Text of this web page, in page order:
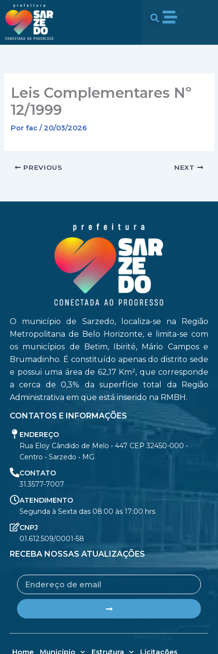
conteúdo
para
conteúdo
Leis Complementares Nº
12/1999
Porfac/20/03/2026
PREVIOUS NEXT
O município de Sarzedo, localiza-se na Região
Metropolitana de Belo Horizonte, e limita-se com
os municípios de Betim, Ibirité, Mário Campos e
Brumadinho. É constituído apenas do distrito sede
e possui uma área de 62,17 Km², que corresponde
a cerca de 0,3% da superfície total da Região
Administrativa em que está inserido na RMBH.
CONTATOS E INFORMAÇÕES
ENDEREÇO
Rua Eloy Cândido de Melo • 447 CEP 32450-000 •
Centro • Sarzedo • MG
CONTATO
31.3577-7007
ATENDIMENTO
Segunda à Sexta das 08:00 às 17:00 hrs
CNPJ
01.612.509/0001-58
RECEBA NOSSAS ATUALIZAÇÕES
Email
Home Município Estrutura Licitações